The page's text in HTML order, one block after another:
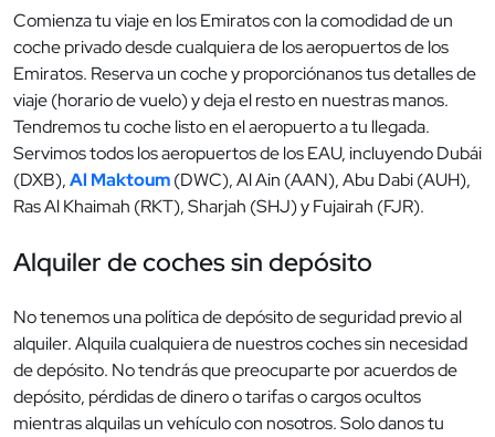
Comienza tu viaje en los Emiratos con la comodidad de un
coche privado desde cualquiera de los aeropuertos de los
Emiratos. Reserva un coche y proporciónanos tus detalles de
viaje (horario de vuelo) y deja el resto en nuestras manos.
Tendremos tu coche listo en el aeropuerto a tu llegada.
Servimos todos los aeropuertos de los EAU, incluyendo Dubái
(DXB),Al Maktoum(DWC), Al Ain (AAN), Abu Dabi (AUH),
Ras Al Khaimah (RKT), Sharjah (SHJ) y Fujairah (FJR).
Alquiler de coches sin depósito
No tenemos una política de depósito de seguridad previo al
alquiler. Alquila cualquiera de nuestros coches sin necesidad
de depósito. No tendrás que preocuparte por acuerdos de
depósito, pérdidas de dinero o tarifas o cargos ocultos
mientras alquilas un vehículo con nosotros. Solo danos tu